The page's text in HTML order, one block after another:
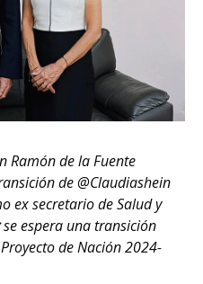
Ramón de la Fuente
de @Claudiashein
ex secretario de Salud y
espera una transición
de Nación 2024-